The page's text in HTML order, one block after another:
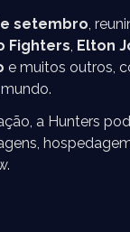
setembro,
Fighters, Elton
e muitos outros,
a Hunters